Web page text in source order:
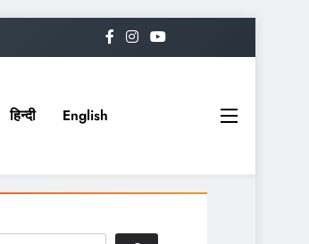
हिन्दी English